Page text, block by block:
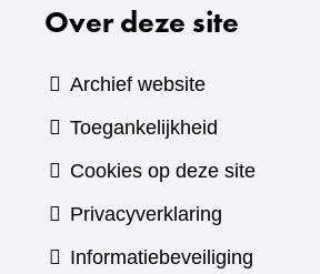
Over deze site
Archief website
Toegankelijkheid
Cookies op deze site
Privacyverklaring
Informatiebeveiliging